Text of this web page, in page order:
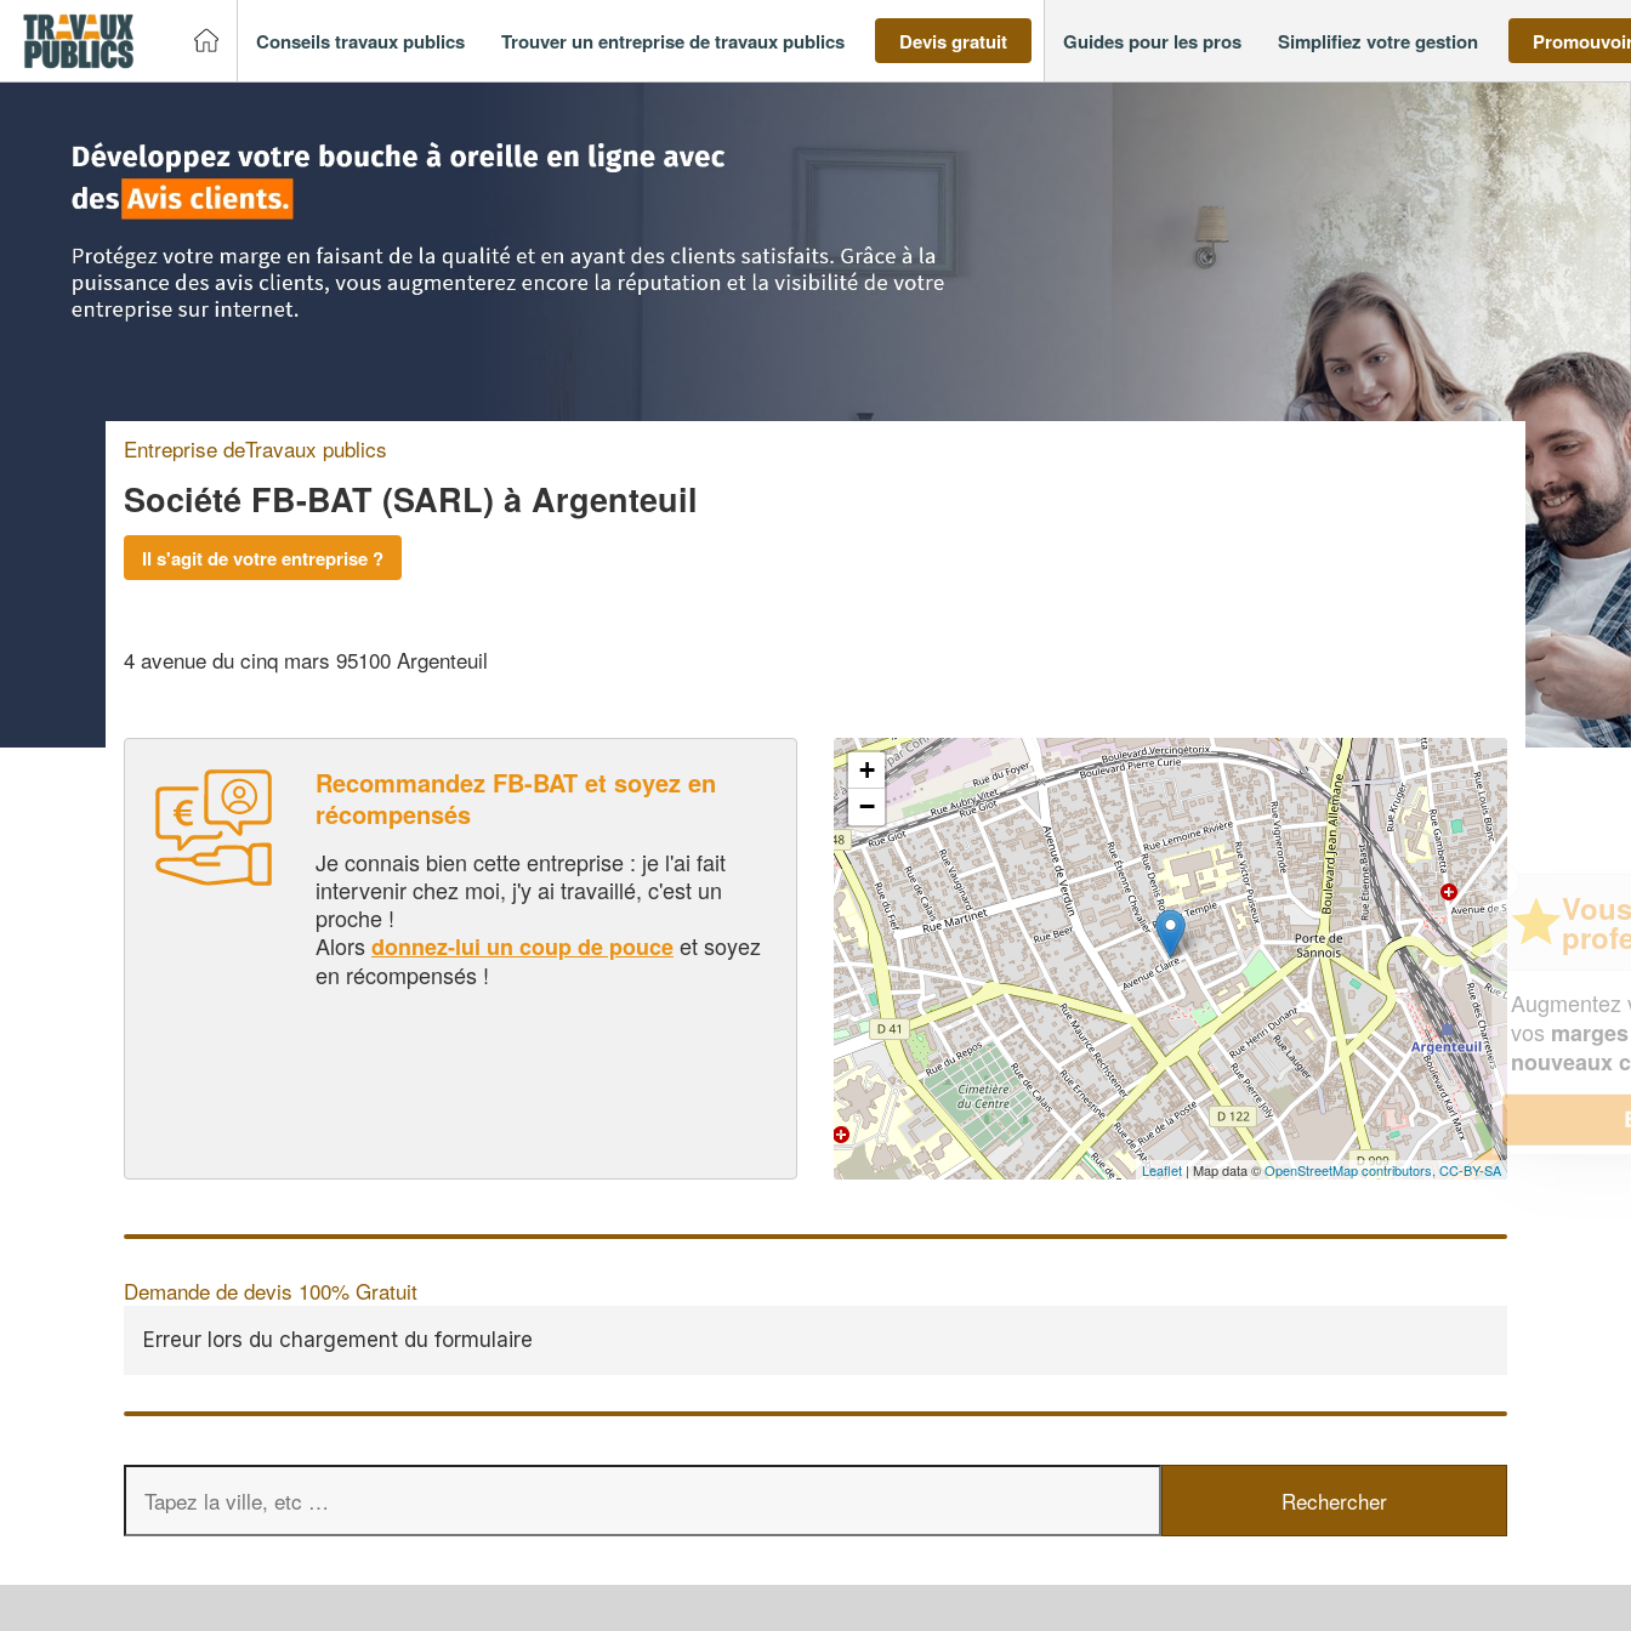
Conseils travaux publics Trouver un entreprise de travaux publics Devis gratuit Guides pour les pros Simplifiez votre gestion
Entreprise deTravaux publics
Société FB-BAT (SARL) à Argenteuil
Il s'agit de votre entreprise ?
4 avenue du cinq mars 95100 Argenteuil
Recommandez FB-BAT et soyez en
récompensés
Je connais bien cette entreprise : je l'ai fait
intervenir chez moi, j'y ai travaillé, c'est un
proche !
Alorsdonnez-lui un coup de pouceet soyez
en récompensés !
+
−
Leaflet | Map data ©OpenStreetMap contributors, CC-BY-SA
Demande de devis 100% Gratuit
Erreur lors du chargement du formulaire
✕
Vous êtes un
professionnel ?
Augmentez votrechiffre d'affaireset
vosmargestout en gagnant de
nouveaux clients!
En savoir plus